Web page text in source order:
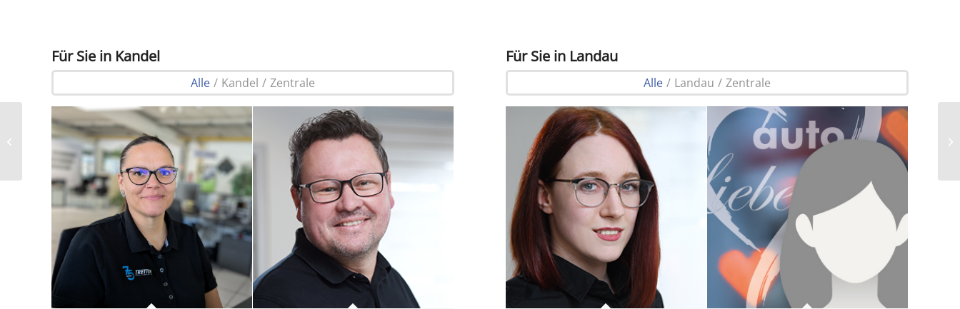
Für Sie in Kandel
Alle / Kandel / Zentrale
Für Sie in Landau
Alle / Landau / Zentrale
RÄDERWECHSEL
RÄDEREINLAGERUNG